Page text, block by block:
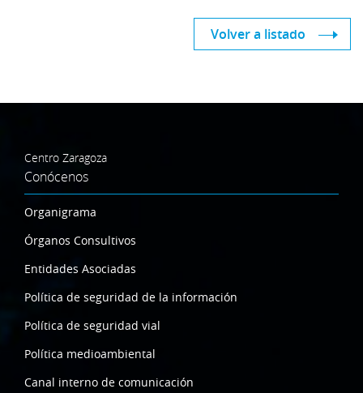
Volver a listado
Centro Zaragoza
Conócenos
Organigrama
Órganos Consultivos
Entidades Asociadas
Política de seguridad de la información
Política de seguridad vial
Política medioambiental
Canal interno de comunicación